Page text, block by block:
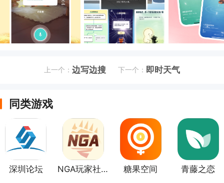
上一个：边写边搜 下一个： 即时天气
同类游戏
深圳论坛 NGA玩家社区 糖果空间 青藤之恋